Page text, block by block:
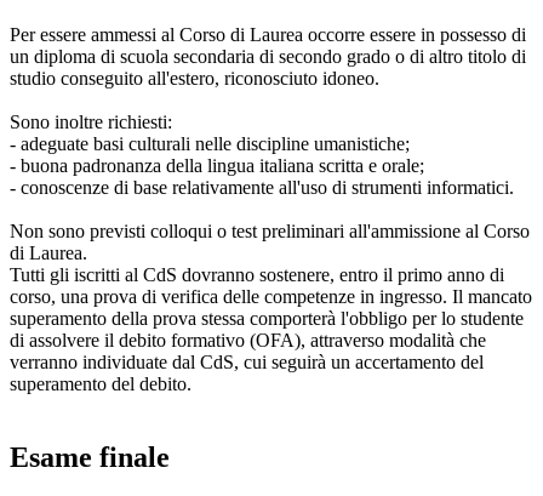
Per essere ammessi al Corso di Laurea occorre essere in possesso di
un diploma di scuola secondaria di secondo grado o di altro titolo di
studio conseguito all'estero, riconosciuto idoneo.
Sono inoltre richiesti:
- adeguate basi culturali nelle discipline umanistiche;
- buona padronanza della lingua italiana scritta e orale;
- conoscenze di base relativamente all'uso di strumenti informatici.
Non sono previsti colloqui o test preliminari all'ammissione al Corso
di Laurea.
Tutti gli iscritti al CdS dovranno sostenere, entro il primo anno di
corso, una prova di verifica delle competenze in ingresso. Il mancato
superamento della prova stessa comporterà l'obbligo per lo studente
di assolvere il debito formativo (OFA), attraverso modalità che
verranno individuate dal CdS, cui seguirà un accertamento del
superamento del debito.
Esame finale